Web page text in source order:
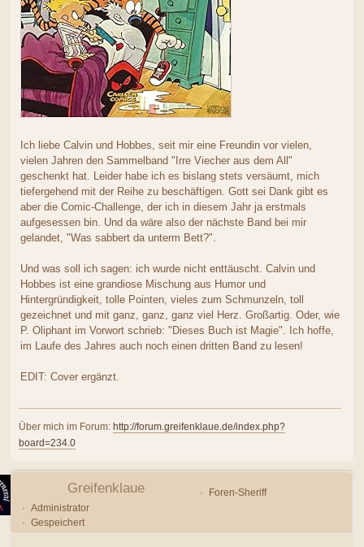
Ich liebe Calvin und Hobbes, seit mir eine Freundin vor vielen,
vielen Jahren den Sammelband "Irre Viecher aus dem All"
geschenkt hat. Leider habe ich es bislang stets versäumt, mich
tiefergehend mit der Reihe zu beschäftigen. Gott sei Dank gibt es
aber die Comic-Challenge, der ich in diesem Jahr ja erstmals
aufgesessen bin. Und da wäre also der nächste Band bei mir
gelandet, "Was sabbert da unterm Bett?".
Und was soll ich sagen: ich wurde nicht enttäuscht. Calvin und
Hobbes ist eine grandiose Mischung aus Humor und
Hintergründigkeit, tolle Pointen, vieles zum Schmunzeln, toll
gezeichnet und mit ganz, ganz, ganz viel Herz. Großartig. Oder, wie
P. Oliphant im Vorwort schrieb: "Dieses Buch ist Magie". Ich hoffe,
im Laufe des Jahres auch noch einen dritten Band zu lesen!
EDIT: Cover ergänzt.
Über mich im Forum: http://forum.greifenklaue.de/index.php?
board=234.0
Greifenklaue
Foren-Sheriff
Administrator
Gespeichert